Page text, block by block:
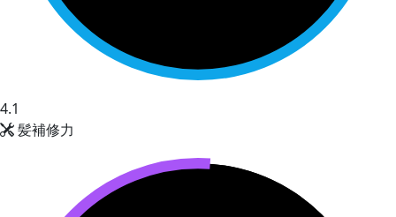
4.1
髪補修力